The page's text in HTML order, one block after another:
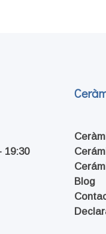
19:30
Blog